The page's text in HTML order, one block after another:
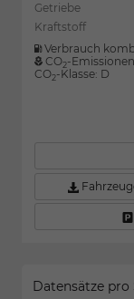
Getriebe
Kraftstoff
Verbrauch
CO2-
CO2-Klasse: D
Datensätze pro